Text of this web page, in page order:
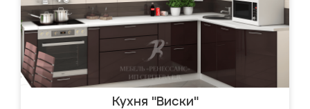
Кухня "Виски"